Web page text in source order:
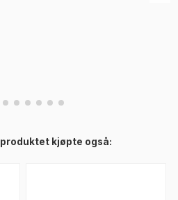
kjøpte også: